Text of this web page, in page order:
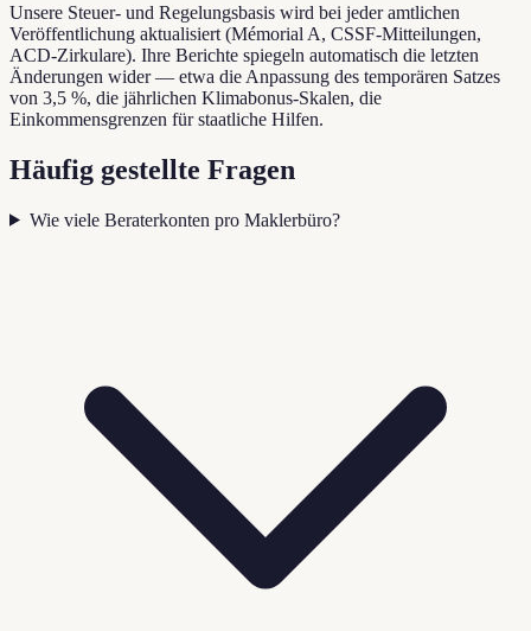
Unsere Steuer- und Regelungsbasis wird bei jeder amtlichen
Veröffentlichung aktualisiert (Mémorial A, CSSF-Mitteilungen,
ACD-Zirkulare). Ihre Berichte spiegeln automatisch die letzten
Änderungen wider — etwa die Anpassung des temporären Satzes
von 3,5 %, die jährlichen Klimabonus-Skalen, die
Einkommensgrenzen für staatliche Hilfen.
Häufig gestellte Fragen
Wie viele Beraterkonten pro Maklerbüro?